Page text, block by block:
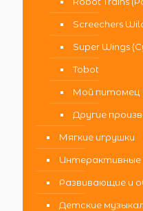
Screechers
Super Wings
Tobot
Мой питомец
Другие
Мягкие игрушки
Интерактивные
Развивающие и
Детские